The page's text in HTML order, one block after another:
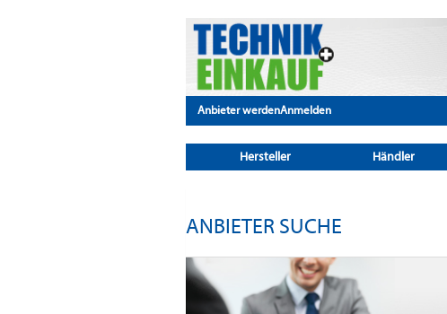
Anbieter werdenAnmelden
Hersteller Händler
ANBIETER SUCHE